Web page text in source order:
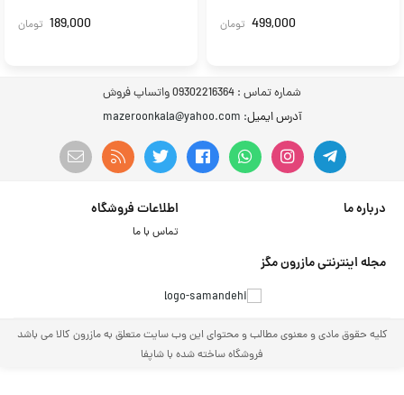
499,000 تومان 189,000 تومان
شماره تماس : 09302216364 واتساپ فروش
آدرس ایمیل: mazeroonkala@yahoo.com
درباره ما اطلاعات فروشگاه
تماس با ما
مجله اینترنتی مازرون مگز
کلیه حقوق مادی و معنوی مطالب و محتوای این وب سایت متعلق به مازرون کالا می باشد
فروشگاه ساخته شده با شاپفا